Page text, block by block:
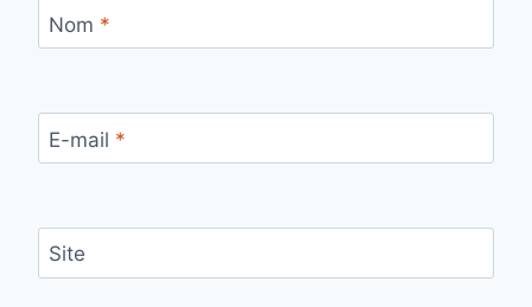
Nom *
E-mail *
Site